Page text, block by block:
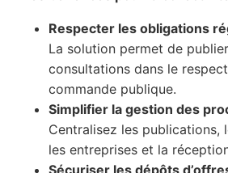
Respecter les obligations
La solution permet de
consultations dans le
commande publique.
Simplifier la gestion des
Centralisez les publications,
les entreprises et la
Sécuriser les dépôts